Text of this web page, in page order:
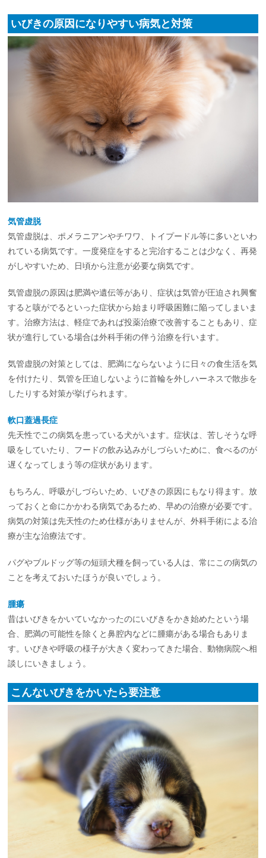
いびきの原因になりやすい病気と対策
気管虚脱
気管虚脱は、ポメラニアンやチワワ、トイプードル等に多いといわ
れている病気です。一度発症をすると完治することは少なく、再発
がしやすいため、日頃から注意が必要な病気です。
気管虚脱の原因は肥満や遺伝等があり、症状は気管が圧迫され興奮
すると咳がでるといった症状から始まり呼吸困難に陥ってしまいま
す。治療方法は、軽症であれば投薬治療で改善することもあり、症
状が進行している場合は外科手術の伴う治療を行います。
気管虚脱の対策としては、肥満にならないように日々の食生活を気
を付けたり、気管を圧迫しないように首輪を外しハーネスで散歩を
したりする対策が挙げられます。
軟口蓋過長症
先天性でこの病気を患っている犬がいます。症状は、苦しそうな呼
吸をしていたり、フードの飲み込みがしづらいために、食べるのが
遅くなってしまう等の症状があります。
もちろん、呼吸がしづらいため、いびきの原因にもなり得ます。放
っておくと命にかかわる病気であるため、早めの治療が必要です。
病気の対策は先天性のため仕様がありませんが、外科手術による治
療が主な治療法です。
パグやブルドッグ等の短頭犬種を飼っている人は、常にこの病気の
ことを考えておいたほうが良いでしょう。
腫瘍
昔はいびきをかいていなかったのにいびきをかき始めたという場
合、肥満の可能性を除くと鼻腔内などに腫瘍がある場合もありま
す。いびきや呼吸の様子が大きく変わってきた場合、動物病院へ相
談しにいきましょう。
こんないびきをかいたら要注意